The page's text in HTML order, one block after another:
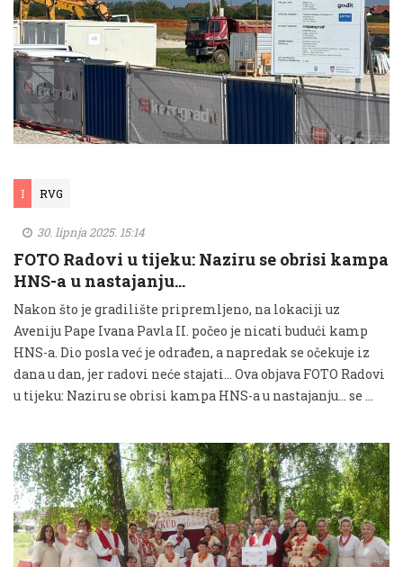
I RVG
30. lipnja 2025. 15:14
FOTO Radovi u tijeku: Naziru se obrisi kampa
HNS-a u nastajanju…
Nakon što je gradilište pripremljeno, na lokaciji uz
Aveniju Pape Ivana Pavla II. počeo je nicati budući kamp
HNS-a. Dio posla već je odrađen, a napredak se očekuje iz
dana u dan, jer radovi neće stajati... Ova objava FOTO Radovi
u tijeku: Naziru se obrisi kampa HNS-a u nastajanju… se …